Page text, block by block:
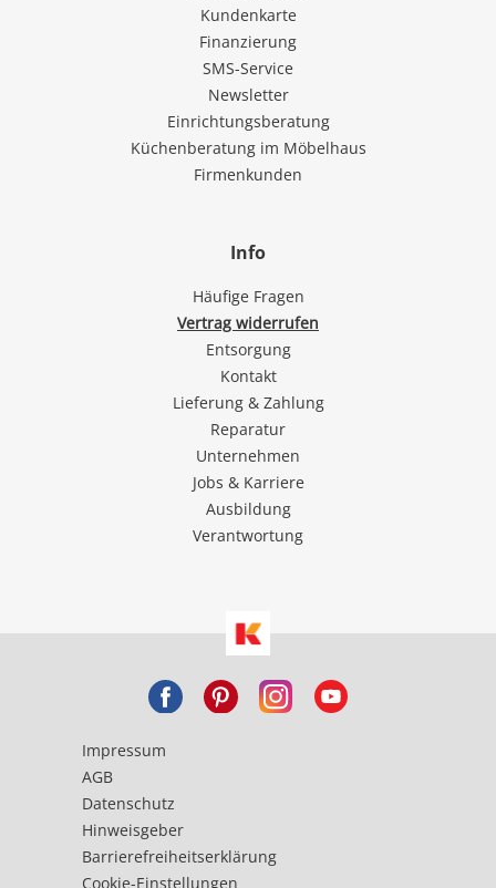
Kundenkarte
Finanzierung
SMS-Service
Newsletter
Einrichtungsberatung
Küchenberatung im Möbelhaus
Firmenkunden
Info
Häufige Fragen
Vertrag widerrufen
Entsorgung
Kontakt
Lieferung & Zahlung
Reparatur
Unternehmen
Jobs & Karriere
Ausbildung
Verantwortung
Impressum
AGB
Datenschutz
Hinweisgeber
Barrierefreiheitserklärung
Cookie-Einstellungen